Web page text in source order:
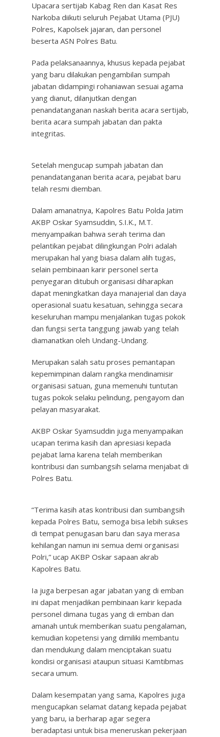
Upacara sertijab Kabag Ren dan Kasat Res
Narkoba diikuti seluruh Pejabat Utama (PJU)
Polres, Kapolsek jajaran, dan personel
beserta ASN Polres Batu.
Pada pelaksanaannya, khusus kepada pejabat
yang baru dilakukan pengambilan sumpah
jabatan didampingi rohaniawan sesuai agama
yang dianut, dilanjutkan dengan
penandatanganan naskah berita acara sertijab,
berita acara sumpah jabatan dan pakta
integritas.
Setelah mengucap sumpah jabatan dan
penandatanganan berita acara, pejabat baru
telah resmi diemban.
Dalam amanatnya, Kapolres Batu Polda Jatim
AKBP Oskar Syamsuddin, S.I.K., M.T.
menyampaikan bahwa serah terima dan
pelantikan pejabat dilingkungan Polri adalah
merupakan hal yang biasa dalam alih tugas,
selain pembinaan karir personel serta
penyegaran ditubuh organisasi diharapkan
dapat meningkatkan daya manajerial dan daya
operasional suatu kesatuan, sehingga secara
keseluruhan mampu menjalankan tugas pokok
dan fungsi serta tanggung jawab yang telah
diamanatkan oleh Undang-Undang.
Merupakan salah satu proses pemantapan
kepemimpinan dalam rangka mendinamisir
organisasi satuan, guna memenuhi tuntutan
tugas pokok selaku pelindung, pengayom dan
pelayan masyarakat.
AKBP Oskar Syamsuddin juga menyampaikan
ucapan terima kasih dan apresiasi kepada
pejabat lama karena telah memberikan
kontribusi dan sumbangsih selama menjabat di
Polres Batu.
“Terima kasih atas kontribusi dan sumbangsih
kepada Polres Batu, semoga bisa lebih sukses
di tempat penugasan baru dan saya merasa
kehilangan namun ini semua demi organisasi
Polri,” ucap AKBP Oskar sapaan akrab
Kapolres Batu.
Ia juga berpesan agar jabatan yang di emban
ini dapat menjadikan pembinaan karir kepada
personel dimana tugas yang di emban dan
amanah untuk memberikan suatu pengalaman,
kemudian kopetensi yang dimiliki membantu
dan mendukung dalam menciptakan suatu
kondisi organisasi ataupun situasi Kamtibmas
secara umum.
Dalam kesempatan yang sama, Kapolres juga
mengucapkan selamat datang kepada pejabat
yang baru, ia berharap agar segera
beradaptasi untuk bisa meneruskan pekerjaan